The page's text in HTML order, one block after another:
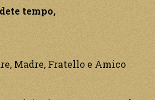
tempo,
Madre, Fratello e Amico